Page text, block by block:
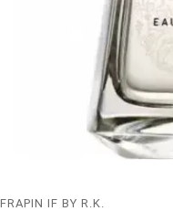
FRAPIN IF BY R.K.